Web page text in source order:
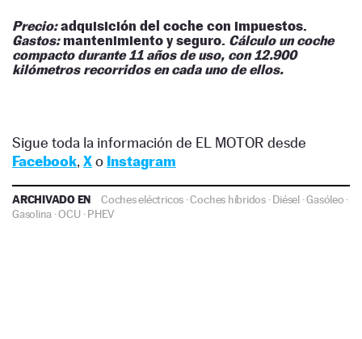
Precio:adquisición del coche con impuestos.
Gastos: mantenimiento y seguro. Cálculo un coche
compacto durante 11 años de uso, con 12.900
kilómetros recorridos en cada uno de ellos.
Sigue toda la información de EL MOTOR desde
Facebook, Xo Instagram
ARCHIVADO EN Coches eléctricos ·Coches híbridos·Diésel·Gasóleo ·
Gasolina ·OCU ·PHEV